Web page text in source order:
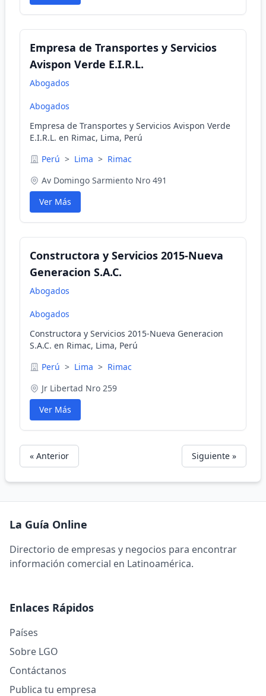
Empresa de Transportes y Servicios
Avispon Verde E.I.R.L.
Abogados
Abogados
Empresa de Transportes y Servicios Avispon Verde
E.I.R.L. en Rimac, Lima, Perú
Perú > Lima > Rimac
Av Domingo Sarmiento Nro 491
Ver Más
Constructora y Servicios 2015-Nueva
Generacion S.A.C.
Abogados
Abogados
Constructora y Servicios 2015-Nueva Generacion
S.A.C. en Rimac, Lima, Perú
Perú > Lima > Rimac
Jr Libertad Nro 259
Ver Más
« Anterior Siguiente »
La Guía Online
Directorio de empresas y negocios para encontrar
información comercial en Latinoamérica.
Enlaces Rápidos
Países
Sobre LGO
Contáctanos
Publica tu empresa